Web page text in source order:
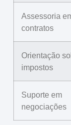
Assessoria
contratos
Orientação
impostos
Suporte em
negociações